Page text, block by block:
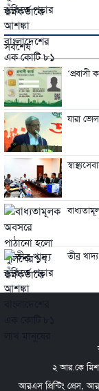
সর্বশেষ
‘প্রবাসী
যারা
তীব্র
২ আর.কে
আরএস প্রিন্টিং প্রেস,